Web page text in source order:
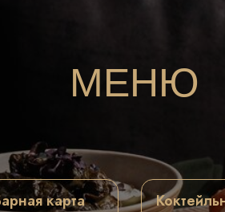
МЕНЮ
карта